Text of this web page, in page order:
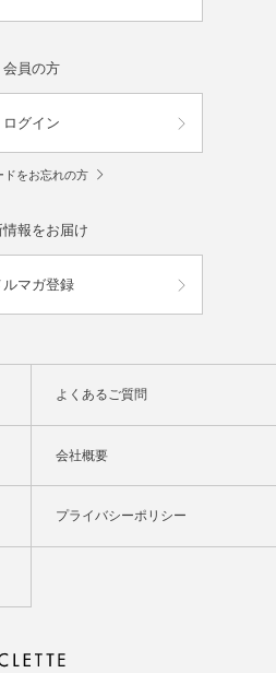
会員の方
ログイン
ドをお忘れの方
情報をお届け
ルマガ登録
よくあるご質問
会社概要
プライバシーポリシー